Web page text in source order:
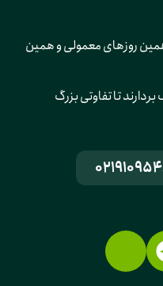
از دل همین روزهای معمولی و همین
تا تفاوتی بزرگ